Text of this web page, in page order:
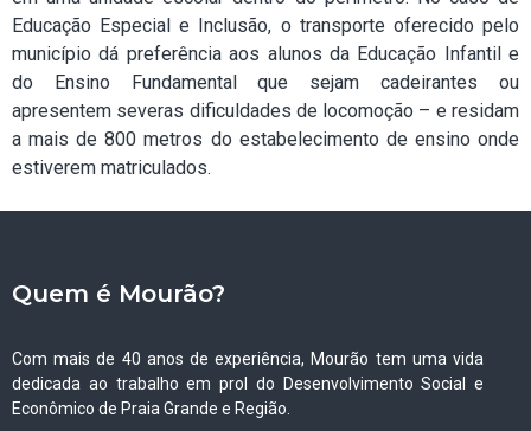
Educação Especial e Inclusão, o transporte oferecido pelo
município dá preferência aos alunos da Educação Infantil e
do Ensino Fundamental que sejam cadeirantes ou
apresentem severas dificuldades de locomoção – e residam
a mais de 800 metros do estabelecimento de ensino onde
estiverem matriculados.
Quem é Mourão?
Com mais de 40 anos de experiência, Mourão tem uma vida
dedicada ao trabalho em prol do Desenvolvimento Social e
Econômico de Praia Grande e Região.